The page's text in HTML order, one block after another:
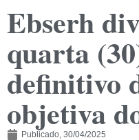
Ebserh
quarta
definitivo
objetiva
Publicado, 30/04/2025